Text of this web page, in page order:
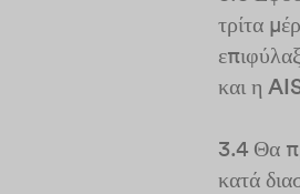
τρίτα
και η
3.4 Θα
κατά